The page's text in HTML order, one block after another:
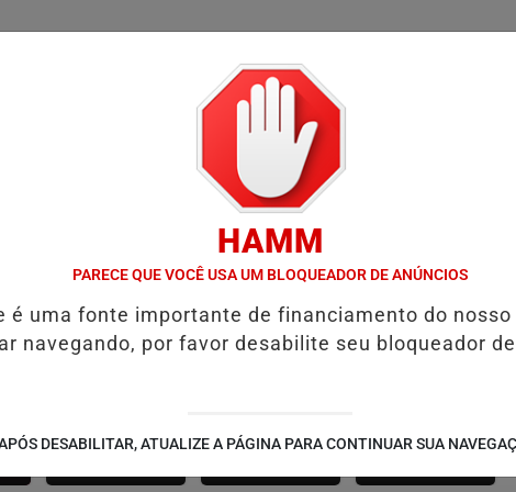
COLUNAS / EMPREGOS
D' GUST RECEBE MOACIR CALDAS E CAIQUE PIMENTA COM O
SÃO JOÃO 2.6
NOTÍCIAS
FUTEBOL
HAMM
PARECE QUE VOCÊ USA UM BLOQUEADOR DE ANÚNCIOS
é uma fonte importante de financiamento do nosso
navegando, por favor desabilite seu bloqueador
DESABILITAR, ATUALIZE A PÁGINA PARA CONTINUAR SUA